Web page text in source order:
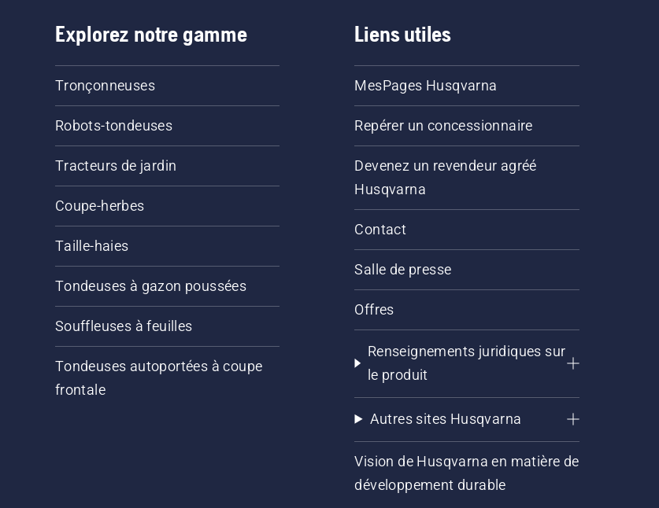
Explorez notre gamme
Tronçonneuses
Robots-tondeuses
Tracteurs de jardin
Coupe-herbes
Taille-haies
Tondeuses à gazon poussées
Souffleuses à feuilles
Tondeuses autoportées à coupe
frontale
Liens utiles
MesPages Husqvarna
Repérer un concessionnaire
Devenez un revendeur agréé
Husqvarna
Contact
Salle de presse
Offres
Renseignements juridiques sur
le produit
Autres sites Husqvarna
Vision de Husqvarna en matière de
développement durable